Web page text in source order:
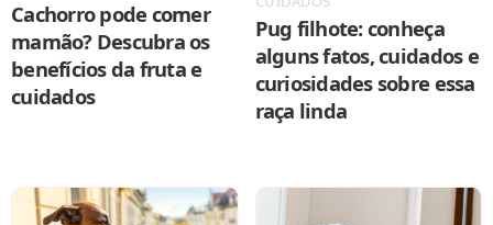
Cachorro pode comer
mamão? Descubra os
benefícios da fruta e
cuidados
Pug filhote: conheça
alguns fatos, cuidados e
curiosidades sobre essa
raça linda